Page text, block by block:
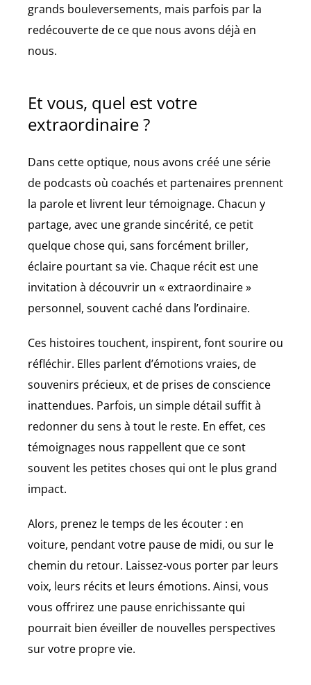
grands bouleversements, mais parfois par la
redécouverte de ce que nous avons déjà en
nous.
Et vous, quel est votre
extraordinaire ?
Dans cette optique, nous avons créé une série
de podcasts où coachés et partenaires prennent
la parole et livrent leur témoignage. Chacun y
partage, avec une grande sincérité, ce petit
quelque chose qui, sans forcément briller,
éclaire pourtant sa vie. Chaque récit est une
invitation à découvrir un « extraordinaire »
personnel, souvent caché dans l’ordinaire.
Ces histoires touchent, inspirent, font sourire ou
réfléchir. Elles parlent d’émotions vraies, de
souvenirs précieux, et de prises de conscience
inattendues. Parfois, un simple détail suffit à
redonner du sens à tout le reste. En effet, ces
témoignages nous rappellent que ce sont
souvent les petites choses qui ont le plus grand
impact.
Alors, prenez le temps de les écouter : en
voiture, pendant votre pause de midi, ou sur le
chemin du retour. Laissez-vous porter par leurs
voix, leurs récits et leurs émotions. Ainsi, vous
vous offrirez une pause enrichissante qui
pourrait bien éveiller de nouvelles perspectives
sur votre propre vie.